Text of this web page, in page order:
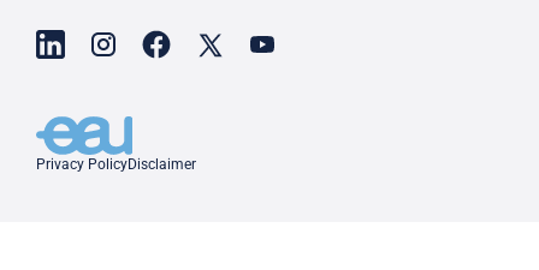
Privacy PolicyDisclaimer